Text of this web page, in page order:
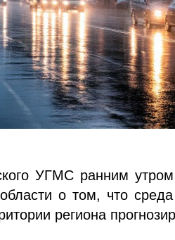
УГМС ранним
о том, что
региона